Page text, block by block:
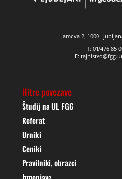
Jamova 2, 1000
T: 01/476 85
E:
Hitre povezave
Študij na UL FGG
Referat
Urniki
Ceniki
Pravilniki, obrazci